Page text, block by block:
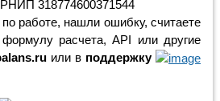
318774600371544
работе, нашли ошибку, считаете
расчета, API или другие
или в поддержку